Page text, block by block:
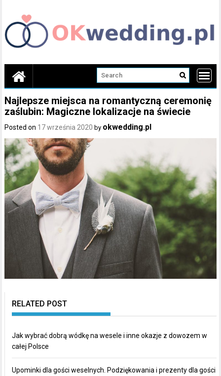
content
Najlepsze miejsca na romantyczną ceremonię
zaślubin: Magiczne lokalizacje na świecie
Posted on 17 września 2020 by okwedding.pl
RELATED POST
Jak wybrać dobrą wódkę na wesele i inne okazje z dowozem w
całej Polsce
Upominki dla gości weselnych. Podziękowania i prezenty dla gości